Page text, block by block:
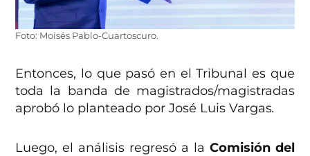
Foto: Moisés Pablo-Cuartoscuro.
Entonces, lo que pasó en el Tribunal es que
toda la banda de magistrados/magistradas
aprobó lo planteado por José Luis Vargas.
Luego, el análisis regresó a la Comisión del